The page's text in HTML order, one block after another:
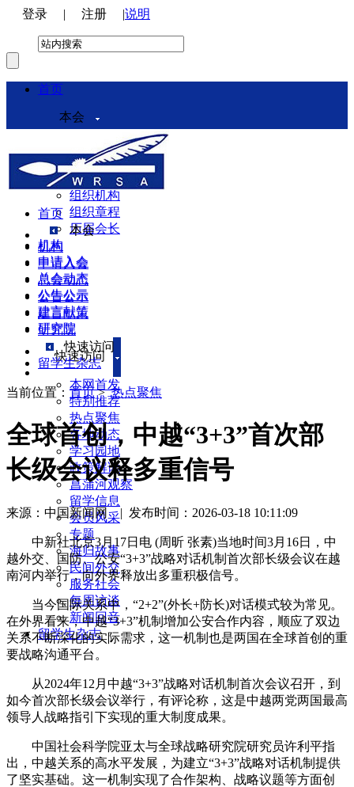
登录 | 注册 |说明
首页
本会
本会介绍
领导机构
理事会
组织机构
组织章程
历届会长
机构
申请入会
总会动态
公告公示
建言献策
研究院
快速访问
本网首发
特别推荐
热点聚焦
各地动态
学习园地
政策解读
菖蒲河观察
留学信息
会员风采
专题
海归故事
民间外交
服务社会
每周访谈
新闻回音
留学生杂志
首页
本会
机构
申请入会
总会动态
公告公示
建言献策
研究院
快速访问
留学生杂志
当前位置： 首页>热点聚焦
全球首创，中越“3+3”首次部
长级会议释多重信号
来源：中国新闻网 | 发布时间：2026-03-18 10:11:09
中新社北京3月17日电 (周昕 张素)当地时间3月16日，中
越外交、国防、公安“3+3”战略对话机制首次部长级会议在越
南河内举行，向外界释放出多重积极信号。
当今国际关系中，“2+2”(外长+防长)对话模式较为常见。
在外界看来，中越“3+3”机制增加公安合作内容，顺应了双边
关系不断深化的实际需求，这一机制也是两国在全球首创的重
要战略沟通平台。
从2024年12月中越“3+3”战略对话机制首次会议召开，到
如今首次部长级会议举行，有评论称，这是中越两党两国最高
领导人战略指引下实现的重大制度成果。
中国社会科学院亚太与全球战略研究院研究员许利平指
出，中越关系的高水平发展，为建立“3+3”战略对话机制提供
了坚实基础。这一机制实现了合作架构、战略议题等方面创